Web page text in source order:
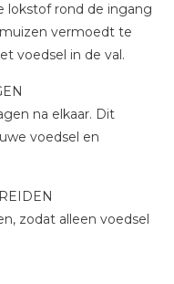
lokstof rond de ingang
vermoedt te
voedsel in de val.
na elkaar. Dit
voedsel en
zodat alleen voedsel